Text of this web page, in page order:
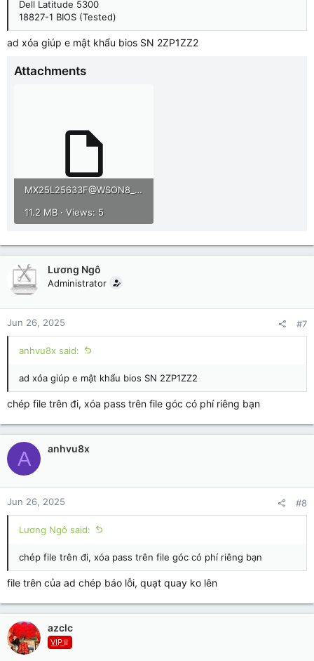
Dell Latitude 5300
18827-1 BIOS (Tested)
ad xóa giúp e mật khẩu bios SN 2ZP1ZZ2
Attachments
MX25L25633F@WSON8_20250626_100633.rar
11.2 MB · Views: 5
Lương Ngô
Administrator
Jun 26, 2025 #7
anhvu8x said:
ad xóa giúp e mật khẩu bios SN 2ZP1ZZ2
chép file trên đi, xóa pass trên file góc có phí riêng bạn
A anhvu8x
Jun 26, 2025 #8
Lương Ngô said:
chép file trên đi, xóa pass trên file góc có phí riêng bạn
file trên của ad chép báo lỗi, quạt quay ko lên
azclc
V͟I͟P͟♕